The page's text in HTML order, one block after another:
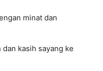
minat dan
kasih sayang ke